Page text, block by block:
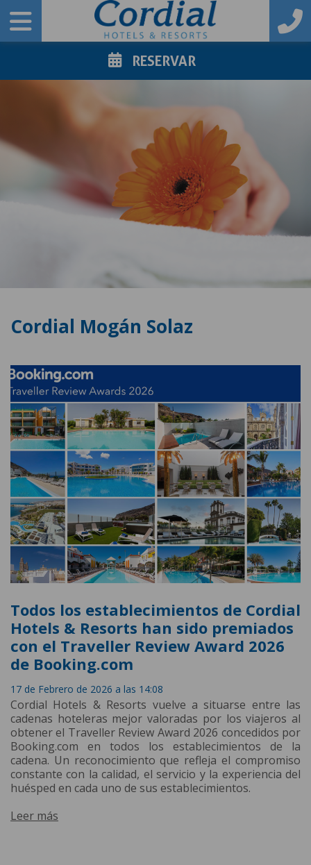
RESERVAR
Cordial Mogán Solaz
Todos los establecimientos de Cordial
Hotels & Resorts han sido premiados
con el Traveller Review Award 2026
de Booking.com
17 de Febrero de 2026 a las 14:08
Cordial Hotels & Resorts vuelve a situarse entre las
cadenas hoteleras mejor valoradas por los viajeros al
obtener el Traveller Review Award 2026 concedidos por
Booking.com en todos los establecimientos de la
cadena. Un reconocimiento que refleja el compromiso
constante con la calidad, el servicio y la experiencia del
huésped en cada uno de sus establecimientos.
Leer más